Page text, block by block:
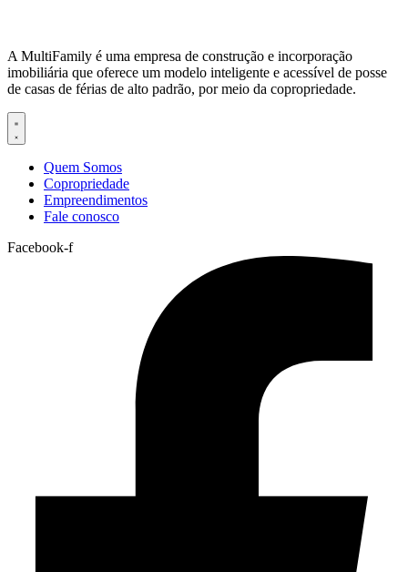
A MultiFamily é uma empresa de construção e incorporação
imobiliária que oferece um modelo inteligente e acessível de posse
de casas de férias de alto padrão, por meio da copropriedade.
Quem Somos
Copropriedade
Empreendimentos
Fale conosco
Facebook-f